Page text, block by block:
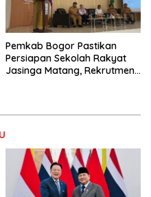
Pemkab Bogor Pastikan
Persiapan Sekolah Rakyat
Jasinga Matang, Rekrutmen